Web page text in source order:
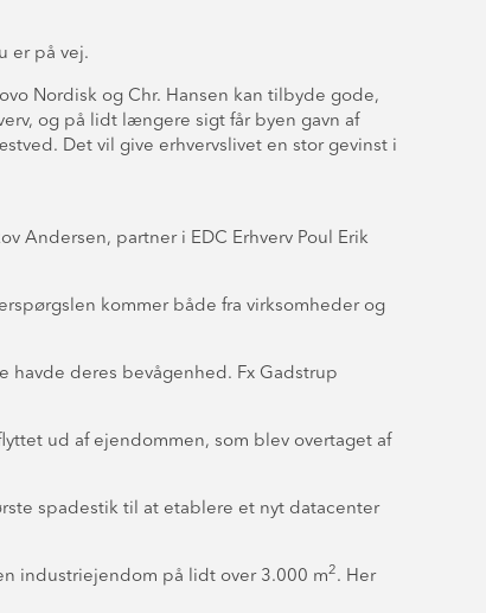
er på vej.
Nordisk og Chr. Hansen kan tilbyde gode,
og på lidt længere sigt får byen gavn af
Det vil give erhvervslivet en stor gevinst i
Andersen, partner i EDC Erhverv Poul Erik
kommer både fra virksomheder og
havde deres bevågenhed. Fx Gadstrup
ud af ejendommen, som blev overtaget af
spadestik til at etablere et nyt datacenter
industriejendom på lidt over 3.000 m2. Her